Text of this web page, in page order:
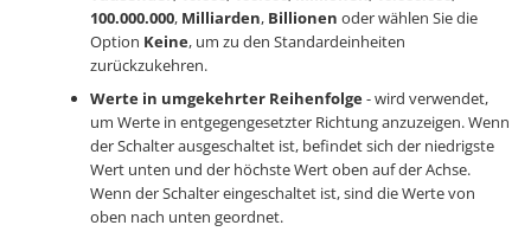
100.000.000, Milliarden, Billionen oder wählen Sie die
Option Keine, um zu den Standardeinheiten
zurückzukehren.
Werte in umgekehrter Reihenfolge- wird verwendet,
um Werte in entgegengesetzter Richtung anzuzeigen. Wenn
der Schalter ausgeschaltet ist, befindet sich der niedrigste
Wert unten und der höchste Wert oben auf der Achse.
Wenn der Schalter eingeschaltet ist, sind die Werte von
oben nach unten geordnet.